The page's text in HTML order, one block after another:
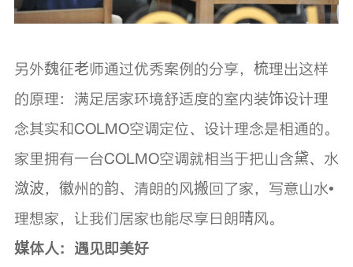
另外魏征老师通过优秀案例的分享，梳理出这样
的原理：满足居家环境舒适度的室内装饰设计理
念其实和COLMO空调定位、设计理念是相通的。
家里拥有一台COLMO空调就相当于把山含黛、水
潋波，徽州的韵、清朗的风搬回了家，写意山水•
理想家，让我们居家也能尽享日朗晴风。
媒体人：遇见即美好